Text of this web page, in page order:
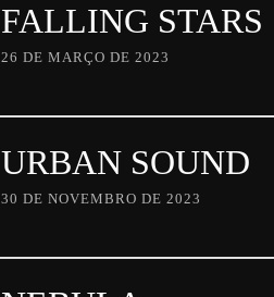
FALLING STARS
26 DE MARÇO DE 2023
URBAN SOUND
30 DE NOVEMBRO DE 2023